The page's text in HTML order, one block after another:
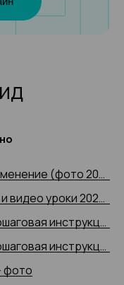
Фрезы для маникюра: виды и применение (фото 2025 и видео-примеры)
Маникюр для начинающих: фото и видео уроки 2025 года
Делаем маникюр у себя дома: пошаговая инструкция 2025 (+ видео)
Делаем педикюр у себя дома: пошаговая инструкция 2025 года с 50+ фото
фото